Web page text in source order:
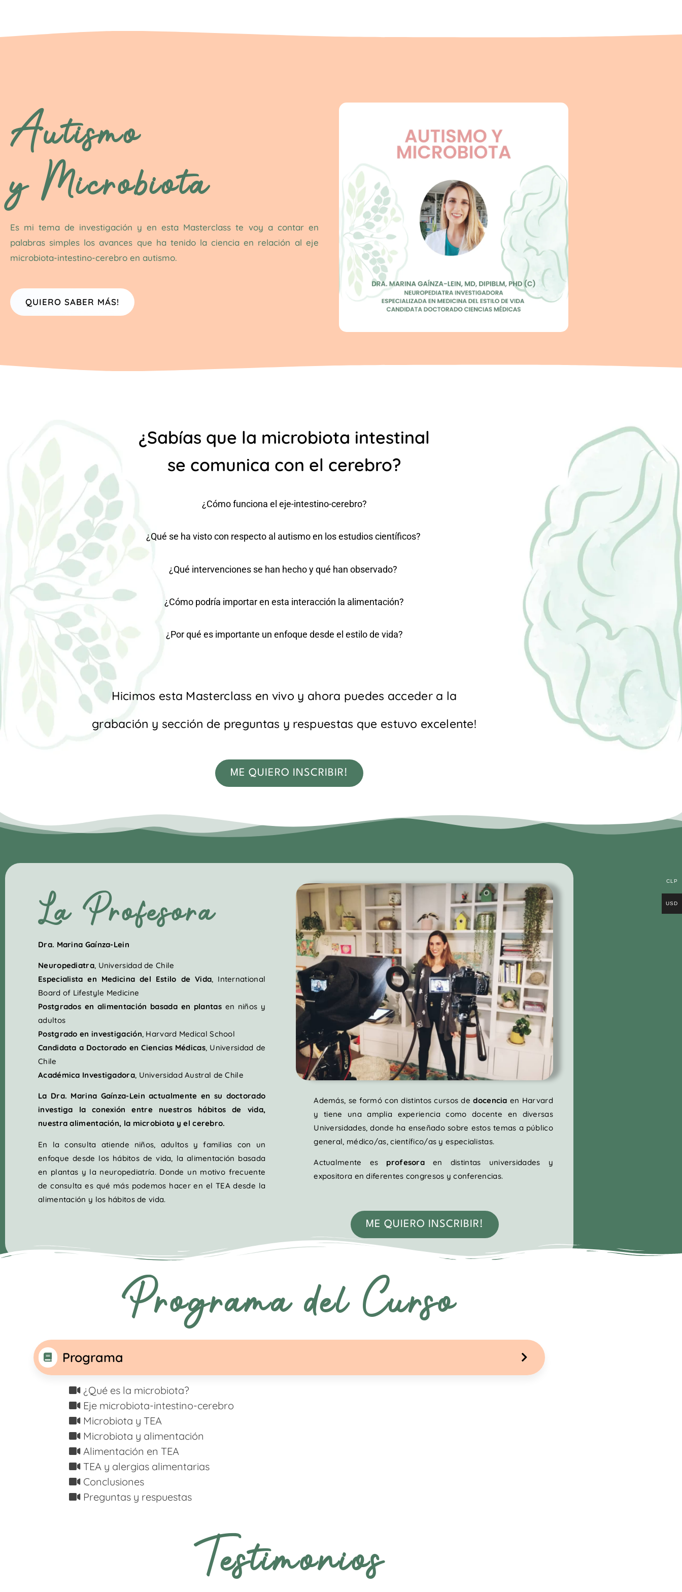
Autismo
y Microbiota
Es mi tema de investigación y en esta Masterclass te voy a contar en
palabras simples los avances que ha tenido la ciencia en relación al eje
microbiota-intestino-cerebro en autismo.
QUIERO SABER MÁS!
¿Sabías que la microbiota intestinal
se comunica con el cerebro?
¿Cómo funciona el eje-intestino-cerebro?
¿Qué se ha visto con respecto al autismo en los estudios científicos?
¿Qué intervenciones se han hecho y qué han observado?
¿Cómo podría importar en esta interacción la alimentación?
¿Por qué es importante un enfoque desde el estilo de vida?
Hicimos esta Masterclass en vivo y ahora puedes acceder a la
grabación y sección de preguntas y respuestas que estuvo excelente!
ME QUIERO INSCRIBIR!
La Profesora
Dra. Marina Gaínza-Lein
Neuropediatra, Universidad de Chile
Especialista en Medicina del Estilo de Vida, International
Board of Lifestyle Medicine
Postgrados en alimentación basada en plantasen niños y
adultos
Postgrado en investigación, Harvard Medical School
Candidata a Doctorado en Ciencias Médicas, Universidad de
Chile
Académica Investigadora, Universidad Austral de Chile
La Dra. Marina Gaínza-Lein actualmente en su doctorado
investiga la conexión entre nuestros hábitos de vida,
nuestra alimentación, la microbiota y el cerebro.
En la consulta atiende niños, adultos y familias con un
enfoque desde los hábitos de vida, la alimentación basada
en plantas y la neuropediatría. Donde un motivo frecuente
de consulta es qué más podemos hacer en el TEA desde la
alimentación y los hábitos de vida.
Además, se formó con distintos cursos dedocencia en Harvard
y tiene una amplia experiencia como docente en diversas
Universidades, donde ha enseñado sobre estos temas a público
general, médico/as, científico/as y especialistas.
Actualmente es profesora en distintas universidades y
expositora en diferentes congresos y conferencias.
ME QUIERO INSCRIBIR!
Programa del Curso
Programa
¿Qué es la microbiota?
Eje microbiota-intestino-cerebro
Microbiota y TEA
Microbiota y alimentación
Alimentación en TEA
TEA y alergias alimentarias
Conclusiones
Preguntas y respuestas
Testimonios
CLP
USD